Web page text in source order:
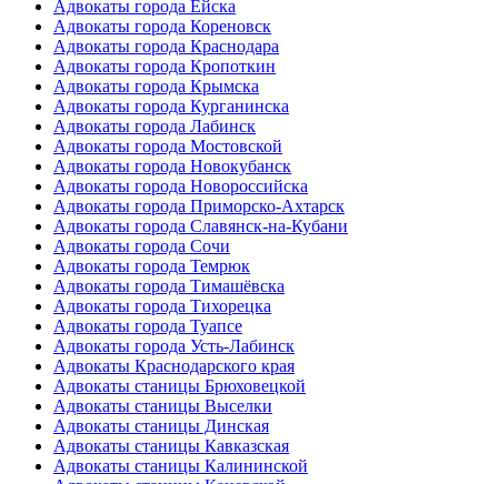
Адвокаты города Ейска
Адвокаты города Кореновск
Адвокаты города Краснодара
Адвокаты города Кропоткин
Адвокаты города Крымска
Адвокаты города Курганинска
Адвокаты города Лабинск
Адвокаты города Мостовской
Адвокаты города Новокубанск
Адвокаты города Новороссийска
Адвокаты города Приморско-Ахтарск
Адвокаты города Славянск-на-Кубани
Адвокаты города Сочи
Адвокаты города Темрюк
Адвокаты города Тимашёвска
Адвокаты города Тихорецка
Адвокаты города Туапсе
Адвокаты города Усть-Лабинск
Адвокаты Краснодарского края
Адвокаты станицы Брюховецкой
Адвокаты станицы Выселки
Адвокаты станицы Динская
Адвокаты станицы Кавказская
Адвокаты станицы Калининской